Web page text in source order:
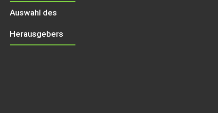
Auswahl des
Herausgebers